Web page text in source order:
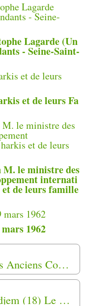
Lagarde (Un
- Seine-Saint-
et de leurs Fa
le ministre des
internati
de leurs famille
1962
Dossier - Office National des Anciens Combattants et Victimes de Guerre, Dossier demande aides Financières
Les poèmes de Marc Benredjem (18) Le Clandestin